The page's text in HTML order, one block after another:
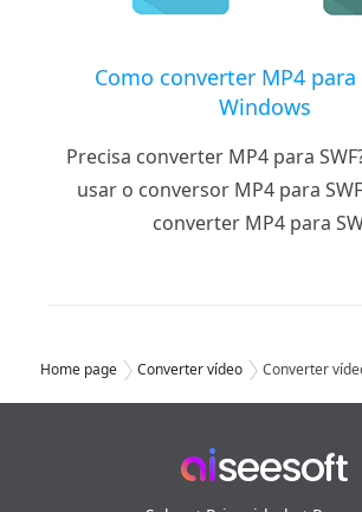
Como converter MP4 para
Windows
Precisa converter MP4 para
usar o conversor MP4 para
converter MP4 para
Home page Converter vídeo Converter